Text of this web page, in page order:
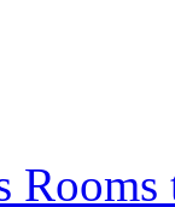
Rooms